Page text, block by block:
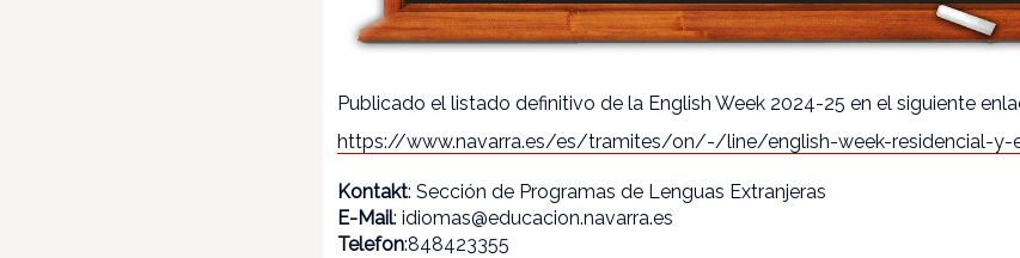
Publicado el listado definitivo de la English Week 2024-25 en el siguiente
https://www.navarra.es/es/tramites/on/-/line/english-week-residencial-y-
Kontakt: Sección de Programas de Lenguas Extranjeras
E-Mail: idiomas@educacion.navarra.es
Telefon:848423355